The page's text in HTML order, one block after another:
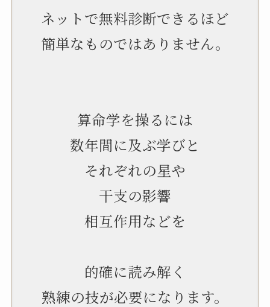
ネットで無料診断できるほど
簡単なものではありません。
算命学を操るには
数年間に及ぶ学びと
それぞれの星や
干支の影響
相互作用などを
的確に読み解く
熟練の技が必要になります。